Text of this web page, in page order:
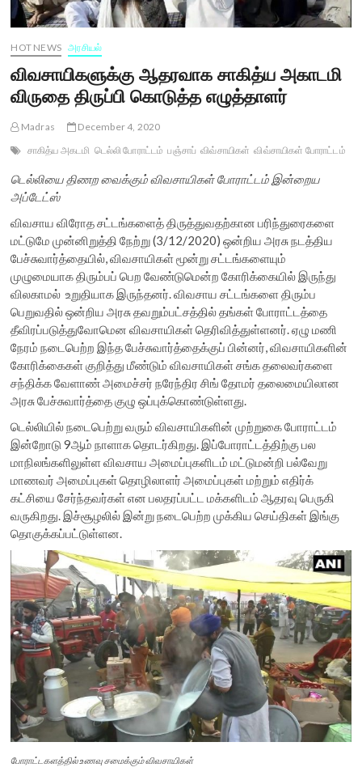
HOT NEWS அரசியல்
விவசாயிகளுக்கு ஆதரவாக சாகித்ய அகாடமி
விருதை திருப்பி கொடுத்த எழுத்தாளர்
Madras
December 4, 2020
சாகித்ய அகடமி டெல்லி போராட்டம் பஞ்சாப் விவ்சாயிகள் விவ்சாயிகள் போராட்டம்
டெல்லியை திணற வைக்கும் விவசாயிகள் போராட்டம் இன்றைய
அப்டேட்ஸ்
விவசாய விரோத சட்டங்களைத் திருத்துவதற்கான பரிந்துரைகளை
மட்டுமே முன்னிறுத்தி நேற்று (3/12/2020) ஒன்றிய அரசு நடத்திய
பேச்சுவார்த்தையில், விவசாயிகள் மூன்று சட்டங்களையும்
முழுமையாக திரும்பப் பெற வேண்டுமென்ற கோரிக்கையில் இருந்து
விலகாமல் உறுதியாக இருந்தனர். விவசாய சட்டங்களை திரும்ப
பெறுவதில் ஒன்றிய அரசு தவறும்பட்சத்தில் தங்கள் போராட்டத்தை
தீவிரப்படுத்துவோமென விவசாயிகள் தெரிவித்துள்ளனர். ஏழு மணி
நேரம் நடைபெற்ற இந்த பேச்சுவார்த்தைக்குப் பின்னர், விவசாயிகளின்
கோரிக்கைகள் குறித்து மீண்டும் விவசாயிகள் சங்க தலைவர்களை
சந்திக்க வேளாண் அமைச்சர் நரேந்திர சிங் தோமர் தலைமையிலான
அரசு பேச்சுவார்த்தை குழு ஒப்புக்கொண்டுள்ளது.
டெல்லியில் நடைபெற்று வரும் விவசாயிகளின் முற்றுகை போராட்டம்
இன்றோடு 9ஆம் நாளாக தொடர்கிறது. இப்போராட்டத்திற்கு பல
மாநிலங்களிலுள்ள விவசாய அமைப்புகளிடம் மட்டுமன்றி பல்வேறு
மாணவர் அமைப்புகள் தொழிலாளர் அமைப்புகள் மற்றும் எதிர்க்
கட்சியை சேர்ந்தவர்கள் என பலதரப்பட்ட மக்களிடம் ஆதரவு பெருகி
வருகிறது. இச்சூழலில் இன்று நடைபெற்ற முக்கிய செய்திகள் இங்கு
தொகுக்கப்பட்டுள்ளன.
போராட்டகளத்தில் உணவு சமைக்கும் விவசாயிகள்